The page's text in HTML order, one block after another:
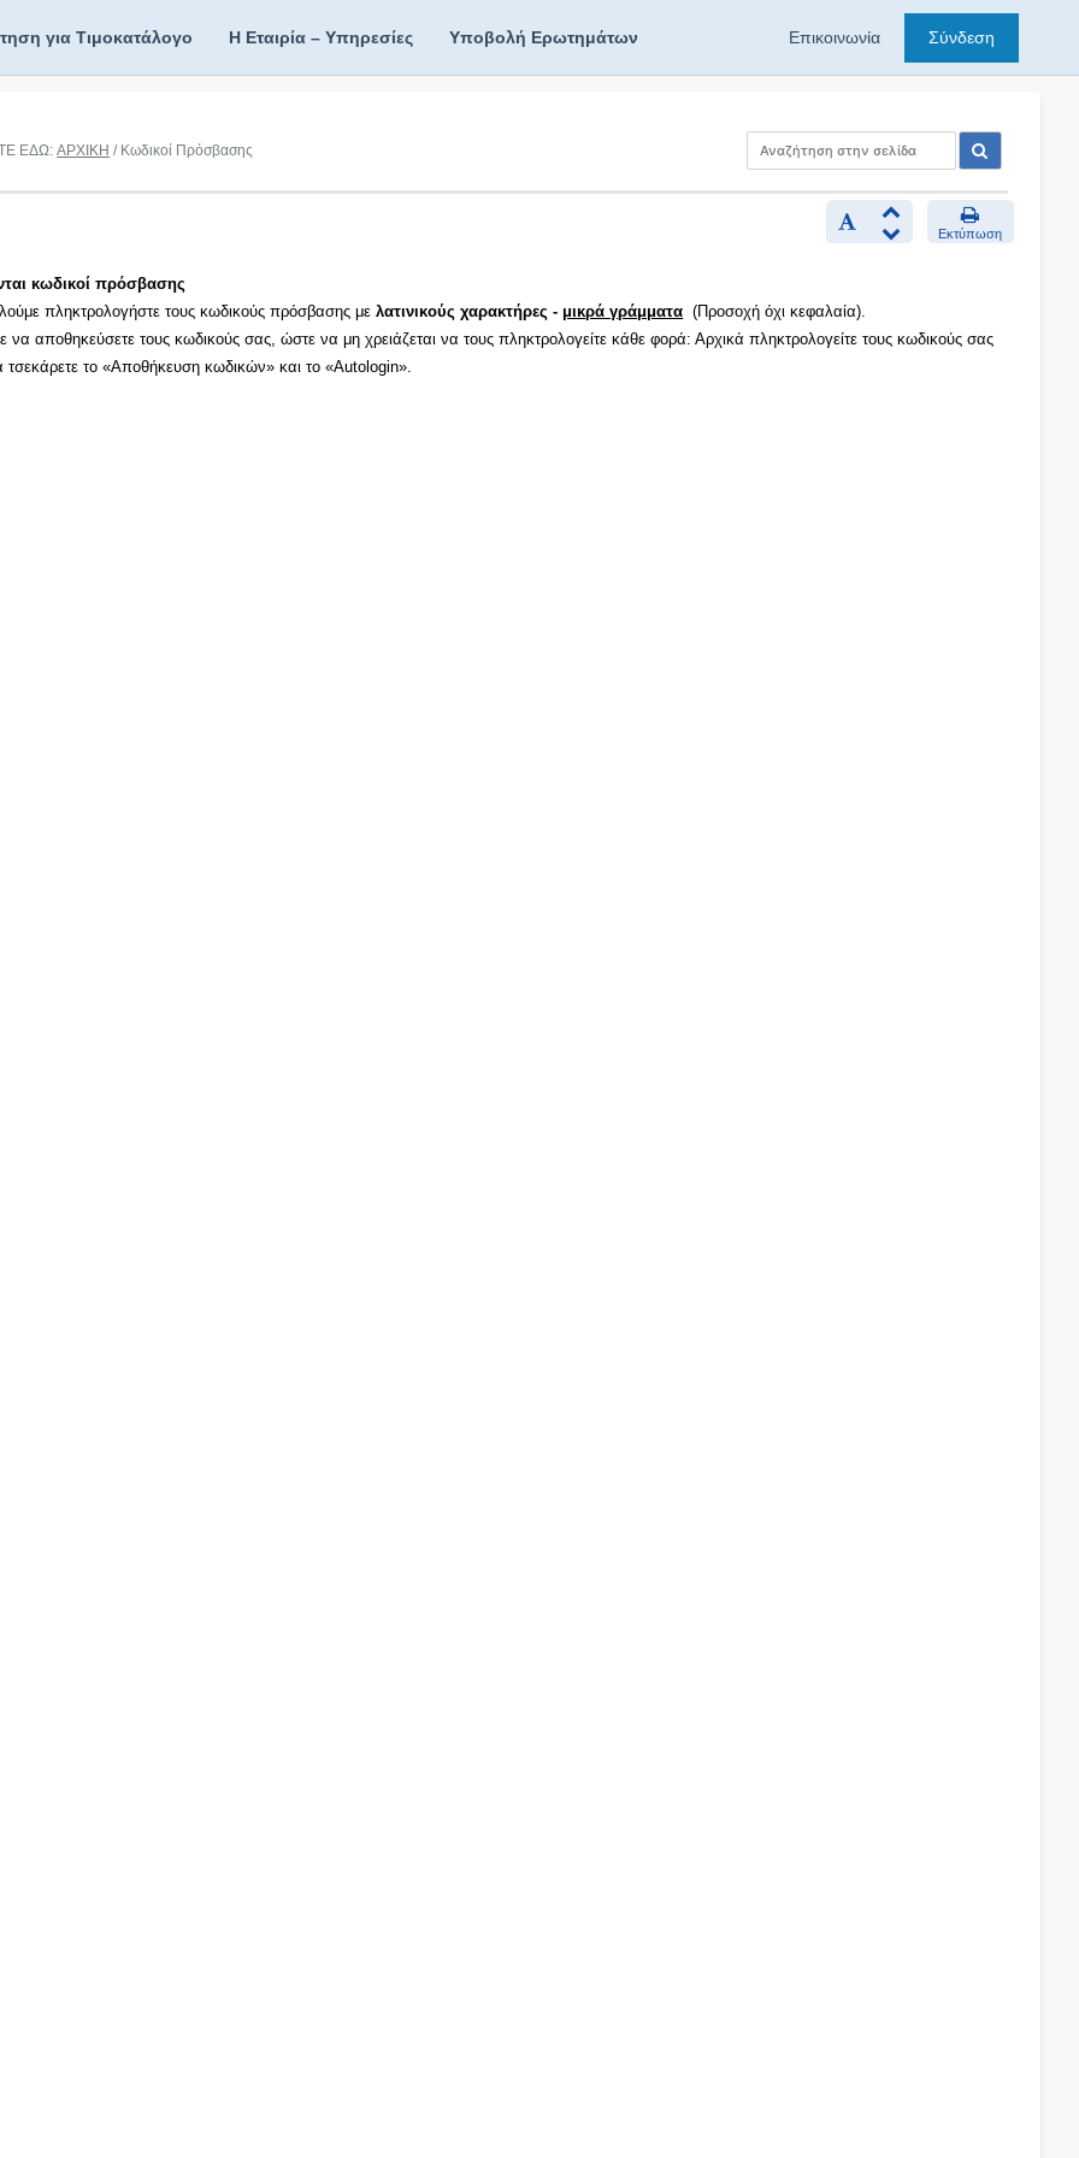
για Τιμοκατάλογο Η Εταιρία – Υπηρεσίες Υποβολή Ερωτημάτων Επικοινωνία Σύνδεση
ΕΔΩ:ΑΡΧΙΚΗ / Κωδικοί Πρόσβασης
Εκτύπωση
κωδικοί πρόσβασης
πληκτρολογήστε τους κωδικούς πρόσβασης μελατινικούς χαρακτήρες - μικρά γράμματα (Προσοχή όχι κεφαλαία).
να αποθηκεύσετε τους κωδικούς σας, ώστε να μη χρειάζεται να τους πληκτρολογείτε κάθε φορά: Αρχικά πληκτρολογείτε τους κωδικούς σας
τσεκάρετε το «Αποθήκευση κωδικών» και το «Autologin».